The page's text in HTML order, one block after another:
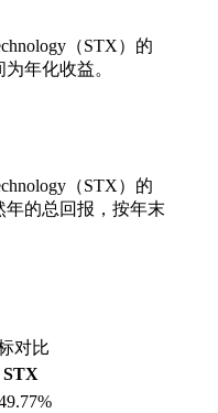
（STX）的
年化收益。
（STX）的
的总回报，按年末
对比
STX